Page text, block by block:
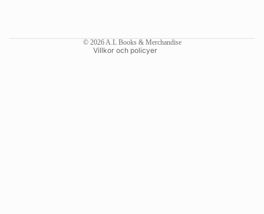
© 2026A.L Books & Merchandise
Villkor och policyer